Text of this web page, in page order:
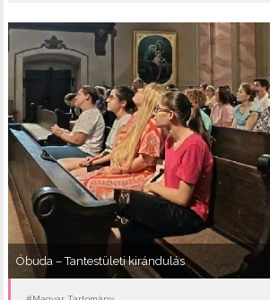
Óbuda – Tantestületi kirándulás